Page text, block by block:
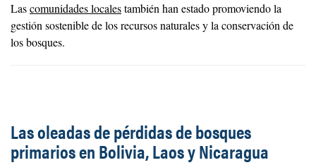
Lascomunidades localestambién han estado promoviendo la
gestión sostenible de los recursos naturales y la conservación de
los bosques.
Las oleadas de pérdidas de bosques
primarios en Bolivia, Laos y Nicaragua